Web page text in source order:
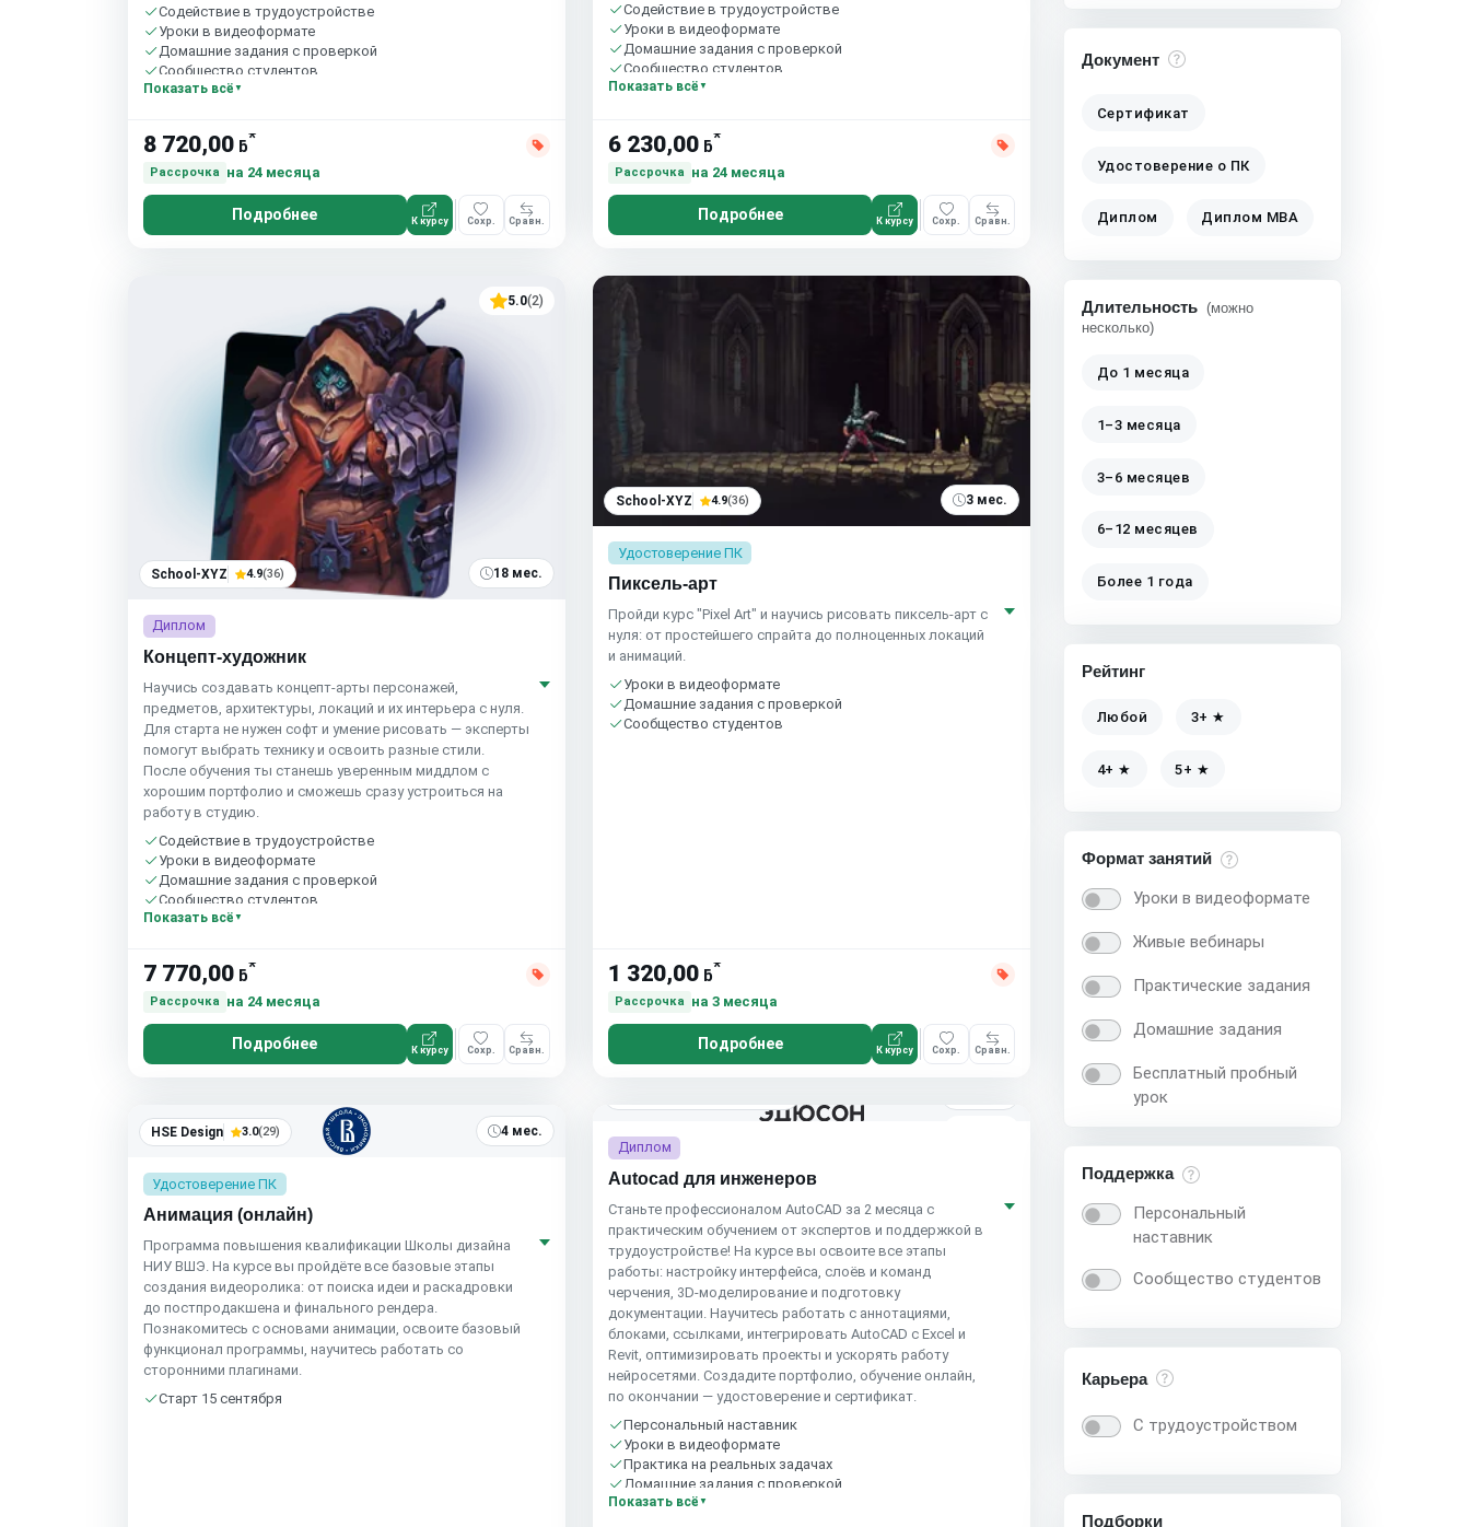
Содействие в трудоустройстве
Уроки в видеоформате
Домашние задания с проверкой
Сообщество студентов
Показать всё
8 720,00 ƃ*
Рассрочка на 24 месяца
Подробнее К курсу Сохр. Сравн.
Содействие в трудоустройстве
Уроки в видеоформате
Домашние задания с проверкой
Сообщество студентов
Показать всё
6 230,00 ƃ*
Рассрочка на 24 месяца
Подробнее К курсу Сохр. Сравн.
5.0(2)
School-XYZ 4.9(36) 18 мес.
Диплом
Концепт-художник
Научись создавать концепт-арты персонажей,
предметов, архитектуры, локаций и их интерьера с нуля.
Для старта не нужен софт и умение рисовать — эксперты
помогут выбрать технику и освоить разные стили.
После обучения ты станешь уверенным миддлом с
хорошим портфолио и сможешь сразу устроиться на
работу в студию.
Содействие в трудоустройстве
Уроки в видеоформате
Домашние задания с проверкой
Сообщество студентов
Показать всё
7 770,00 ƃ*
Рассрочка на 24 месяца
Подробнее К курсу Сохр. Сравн.
School-XYZ 4.9(36) 3 мес.
Удостоверение ПК
Пиксель-арт
Пройди курс "Pixel Art" и научись рисовать пиксель-арт с
нуля: от простейшего спрайта до полноценных локаций
и анимаций.
Уроки в видеоформате
Домашние задания с проверкой
Сообщество студентов
1 320,00 ƃ*
Рассрочка на 3 месяца
Подробнее К курсу Сохр. Сравн.
HSE Design 3.0(29) 4 мес.
Удостоверение ПК
Анимация (онлайн)
Программа повышения квалификации Школы дизайна
НИУ ВШЭ. На курсе вы пройдёте все базовые этапы
создания видеоролика: от поиска идеи и раскадровки
до постпродакшена и финального рендера.
Познакомитесь с основами анимации, освоите базовый
функционал программы, научитесь работать со
сторонними плагинами.
Старт 15 сентября
Диплом
Autocad для инженеров
Станьте профессионалом AutoCAD за 2 месяца с
практическим обучением от экспертов и поддержкой в
трудоустройстве! На курсе вы освоите все этапы
работы: настройку интерфейса, слоёв и команд
черчения, 3D-моделирование и подготовку
документации. Научитесь работать с аннотациями,
блоками, ссылками, интегрировать AutoCAD с Excel и
Revit, оптимизировать проекты и ускорять работу
нейросетями. Создадите портфолио, обучение онлайн,
по окончании — удостоверение и сертификат.
Персональный наставник
Уроки в видеоформате
Практика на реальных задачах
Домашние задания с проверкой
Бесплатный пробный урок
Показать всё
Документ
Сертификат
Удостоверение о ПК
Диплом Диплом MBA
Длительность (можно
несколько)
До 1 месяца
1–3 месяца
3–6 месяцев
6–12 месяцев
Более 1 года
Рейтинг
Любой 3+ ★
4+ ★ 5+ ★
Формат занятий
Уроки в видеоформате
Живые вебинары
Практические задания
Домашние задания
Бесплатный пробный
урок
Поддержка
Персональный
наставник
Сообщество студентов
Карьера
С трудоустройством
Подборки